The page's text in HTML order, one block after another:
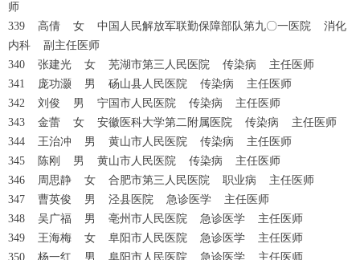
师
339 高倩 女 中国人民解放军联勤保障部队第九〇一医院 消化
内科 副主任医师
340 张建光 女 芜湖市第三人民医院 传染病 主任医师
341 庞功灏 男 砀山县人民医院 传染病 主任医师
342 刘俊 男 宁国市人民医院 传染病 主任医师
343 金蕾 女 安徽医科大学第二附属医院 传染病 主任医师
344 王治冲 男 黄山市人民医院 传染病 主任医师
345 陈刚 男 黄山市人民医院 传染病 主任医师
346 周思静 女 合肥市第三人民医院 职业病 主任医师
347 曹英俊 男 泾县医院 急诊医学 主任医师
348 吴广福 男 亳州市人民医院 急诊医学 主任医师
349 王海梅 女 阜阳市人民医院 急诊医学 主任医师
350 杨一红 男 阜阳市人民医院 急诊医学 主任医师